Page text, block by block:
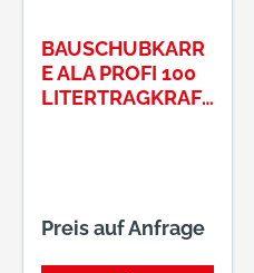
BAUSCHUBKARR
E ALA PROFI 100
LITERTRAGKRAFT
Preis auf Anfrage